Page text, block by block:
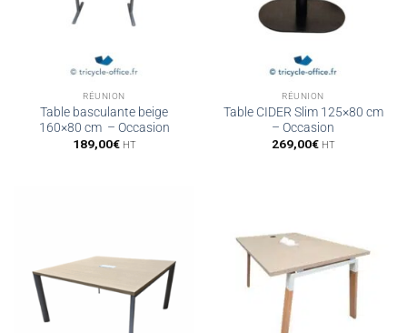
RÉUNION
Table basculante beige
160×80 cm – Occasion
189,00€ HT
RÉUNION
Table CIDER Slim 125×80 cm
– Occasion
269,00€ HT